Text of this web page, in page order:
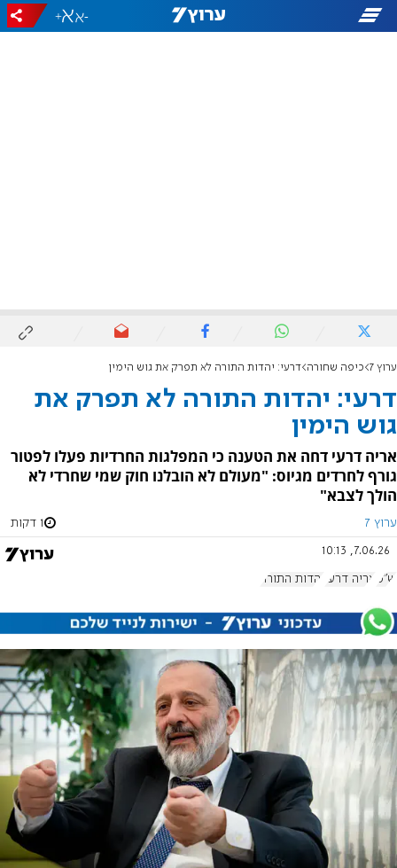
-
+
ערוץ 7 כיפה שחורה דרעי: יהדות התורה לא תפרק את גוש הימין
דרעי: יהדות התורה לא תפרק את
גוש הימין
אריה דרעי דחה את הטענה כי המפלגות החרדיות פעלו לפטור
גורף לחרדים מגיוס: "מעולם לא הובלנו חוק שמי שחרדי לא
הולך לצבא"
ערוץ 7 1 דקות
7.06.26, 10:13
ש"ס אריה דרעי יהדות התורה